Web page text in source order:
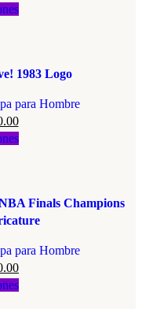
1983 Logo
para Hombre
Finals Champions
para Hombre